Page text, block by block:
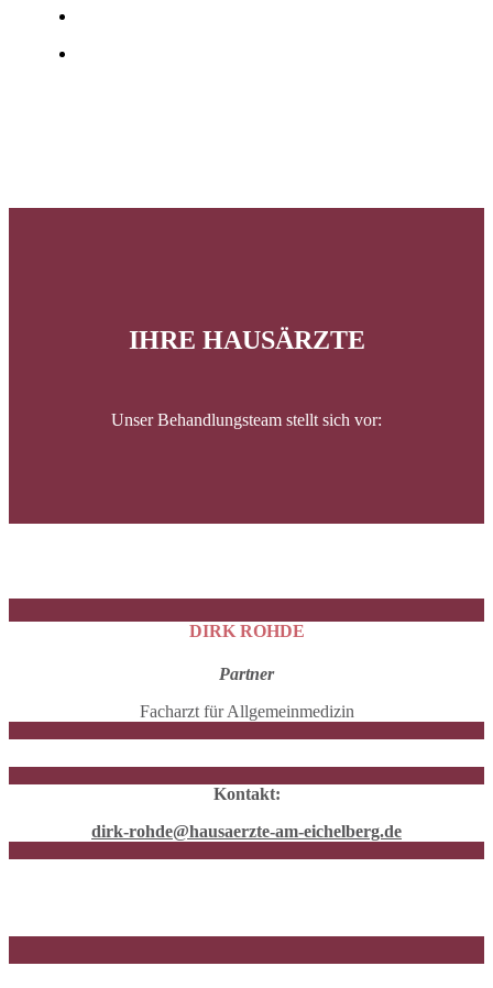
IHRE HAUSÄRZTE
Unser Behandlungsteam stellt sich vor:
DIRK ROHDE
Partner
Facharzt für Allgemeinmedizin
Kontakt:
dirk-rohde@hausaerzte-am-eichelberg.de